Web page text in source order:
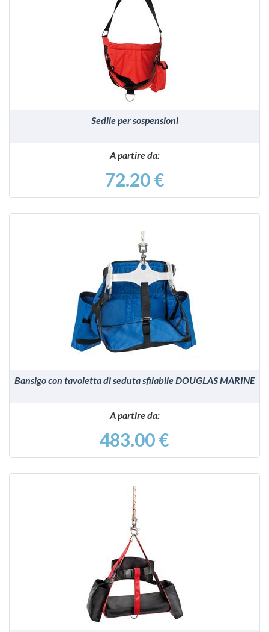
Sedile per sospensioni
A partire da:
72.20 €
VEDI
Bansigo con tavoletta di seduta sfilabile DOUGLAS MARINE
A partire da:
483.00 €
VEDI